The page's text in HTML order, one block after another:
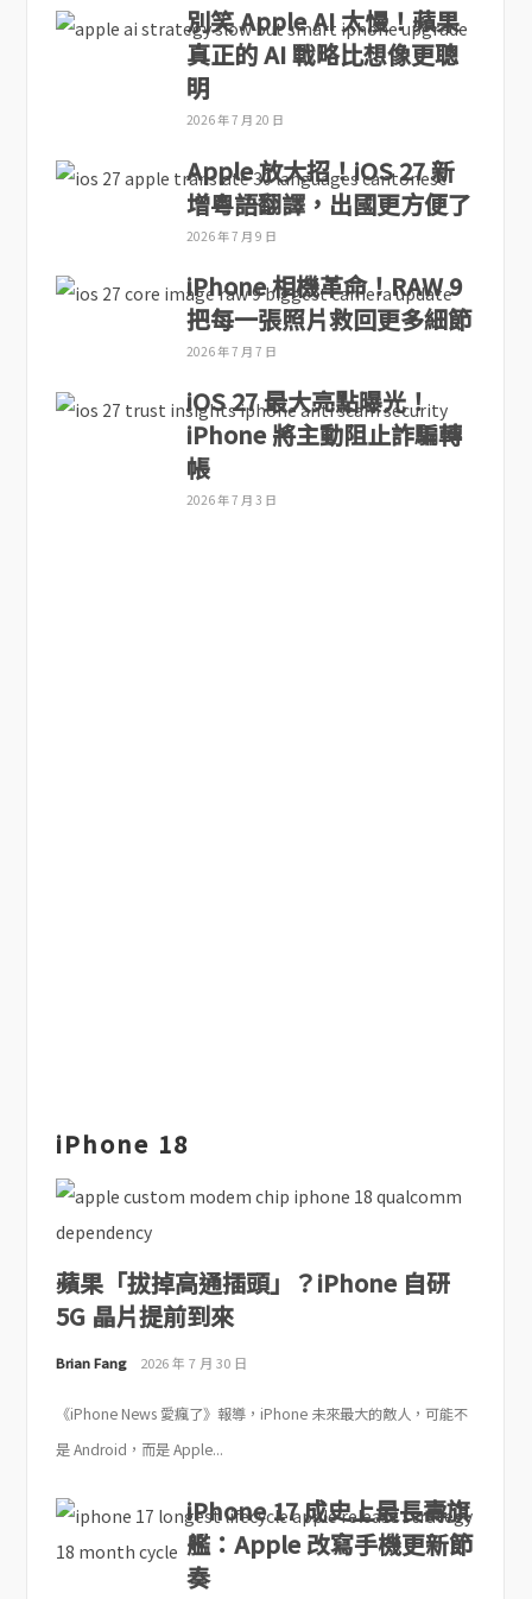
別笑 Apple AI 太慢！蘋果
真正的 AI 戰略比想像更聰
明
2026 年 7 月 20 日
Apple 放大招！iOS 27 新
增粵語翻譯，出國更方便了
2026 年 7 月 9 日
iPhone 相機革命！RAW 9
把每一張照片救回更多細節
2026 年 7 月 7 日
iOS 27 最大亮點曝光！
iPhone 將主動阻止詐騙轉
帳
2026 年 7 月 3 日
iPhone 18
蘋果「拔掉高通插頭」？iPhone 自研
5G 晶片提前到來
Brian Fang 2026 年 7 月 30 日
《iPhone News 愛瘋了》報導，iPhone 未來最大的敵人，可能不
是 Android，而是 Apple...
iPhone 17 成史上最長壽旗
艦：Apple 改寫手機更新節
奏